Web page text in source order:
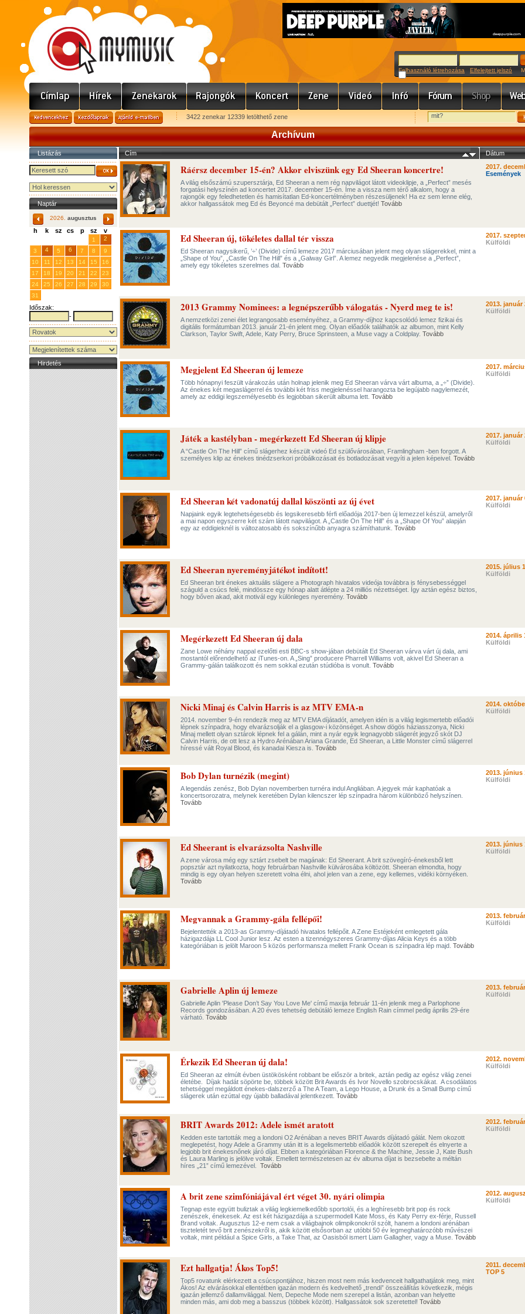
Felhasználó létrehozása Elfelejtett jelszó
3422 zenekar 12339 letölthető zene
Archívum
Listázás
Naptár
2026. augusztus
h k sz cs p sz v
1
2
3
4 5 6 7 8
9
10
11 12 13 14 15
16
17
18 19 20 21 22
23
24
25 26 27 28 29
30
31
Időszak:
-
Hirdetés
Cím Dátum
Ráérsz december 15-én? Akkor elviszünk egy Ed Sheeran koncertre!
A világ elsőszámú szupersztárja, Ed Sheeran a nem rég napvilágot látott videoklipje, a „Perfect” mesés
forgatási helyszínén ad koncertet 2017. december 15-én. Íme a vissza nem térő alkalom, hogy a
rajongók egy feledhetetlen és hamisítatlan Ed-koncertélményben részesüljenek! Ha ez sem lenne elég,
akkor hallgassátok meg Ed és Beyoncé ma debütált „Perfect” duettjét! Tovább
2017.
Események
Ed Sheeran új, tökéletes dallal tér vissza
Ed Sheeran nagysikerű, ’÷’ (Divide) című lemeze 2017 márciusában jelent meg olyan slágerekkel, mint a
„Shape of You”, „Castle On The Hill” és a „Galway Girl”. A lemez negyedik megjelenése a „Perfect”,
amely egy tökéletes szerelmes dal. Tovább
2017.
Külföldi
2013 Grammy Nominees: a legnépszerűbb válogatás - Nyerd meg te is!
A nemzetközi zenei élet legrangosabb eseményéhez, a Grammy-díjhoz kapcsolódó lemez fizikai és
digitális formátumban 2013. január 21-én jelent meg. Olyan előadók találhatók az albumon, mint Kelly
Clarkson, Taylor Swift, Adele, Katy Perry, Bruce Sprinsteen, a Muse vagy a Coldplay. Tovább
2013. január
Külföldi
Megjelent Ed Sheeran új lemeze
Több hónapnyi feszült várakozás után holnap jelenik meg Ed Sheeran várva várt albuma, a „÷” (Divide).
Az énekes két megaslágerrel és további két friss megjelenéssel harangozta be legújabb nagylemezét,
amely az eddigi legszemélyesebb és legjobban sikerült albuma lett. Tovább
2017.
Külföldi
Játék a kastélyban - megérkezett Ed Sheeran új klipje
A “Castle On The Hill” című slágerhez készült videó Ed szülővárosában, Framlingham -ben forgott. A
személyes klip az énekes tinédzserkori próbálkozásait és botladozásait vegyíti a jelen képeivel. Tovább
2017. január
Külföldi
Ed Sheeran két vadonatúj dallal köszönti az új évet
Napjaink egyik legtehetségesebb és legsikeresebb férfi előadója 2017-ben új lemezzel készül, amelyről
a mai napon egyszerre két szám látott napvilágot. A „Castle On The Hill” és a „Shape Of You” alapján
egy az eddigieknél is változatosabb és sokszínűbb anyagra számíthatunk. Tovább
2017. január
Külföldi
Ed Sheeran nyereményjátékot indított!
Ed Sheeran brit énekes aktuális slágere a Photograph hivatalos videója továbbra is fénysebességgel
száguld a csúcs felé, mindössze egy hónap alatt átlépte a 24 milliós nézettséget. Így aztán egész biztos,
hogy bőven akad, akit motivál egy különleges nyeremény. Tovább
2015. július
Külföldi
Megérkezett Ed Sheeran új dala
Zane Lowe néhány nappal ezelőtti esti BBC-s show-jában debütált Ed Sheeran várva várt új dala, ami
mostantól előrendelhető az iTunes-on. A „Sing” producere Pharrell Williams volt, akivel Ed Sheeran a
Grammy-gálán találkozott és nem sokkal ezután stúdióba is vonult. Tovább
2014. április
Külföldi
Nicki Minaj és Calvin Harris is az MTV EMA-n
2014. november 9-én rendezik meg az MTV EMA díjátadót, amelyen idén is a világ legismertebb előadói
lépnek színpadra, hogy elvarázsolják el a glasgow-i közönséget. A show dögös háziasszonya, Nicki
Minaj mellett olyan sztárok lépnek fel a gálán, mint a nyár egyik legnagyobb slágerét jegyző skót DJ
Calvin Harris, de ott lesz a Hydro Arénában Ariana Grande, Ed Sheeran, a Little Monster című slágerrel
híressé vált Royal Blood, és kanadai Kiesza is. Tovább
2014.
Külföldi
Bob Dylan turnézik (megint)
A legendás zenész, Bob Dylan novemberben turnéra indul Angliában. A jegyek már kaphatóak a
koncertsorozatra, melynek keretében Dylan kilencszer lép színpadra három különböző helyszínen.
Tovább
2013. június
Külföldi
Ed Sheerant is elvarázsolta Nashville
A zene városa még egy sztárt zsebelt be magának: Ed Sheerant. A brit szövegíró-énekesből lett
popsztár azt nyilatkozta, hogy februárban Nashville külvárosába költözött. Sheeran elmondta, hogy
mindig is egy olyan helyen szeretett volna élni, ahol jelen van a zene, egy kellemes, vidéki környéken.
Tovább
2013. június
Külföldi
Megvannak a Grammy-gála fellépői!
Bejelentették a 2013-as Grammy-díjátadó hivatalos fellépőit. A Zene Estéjeként emlegetett gála
házigazdája LL Cool Junior lesz. Az esten a tizennégyszeres Grammy-díjas Alicia Keys és a több
kategóriában is jelölt Maroon 5 közös performansza mellett Frank Ocean is színpadra lép majd. Tovább
2013.
Külföldi
Gabrielle Aplin új lemeze
Gabrielle Aplin 'Please Don’t Say You Love Me' című maxija február 11-én jelenik meg a Parlophone
Records gondozásában. A 20 éves tehetség debütáló lemeze English Rain címmel pedig április 29-ére
várható. Tovább
2013.
Külföldi
Érkezik Ed Sheeran új dala!
Ed Sheeran az elmúlt évben üstökösként robbant be először a britek, aztán pedig az egész világ zenei
életébe. Díjak hadát söpörte be, többek között Brit Awards és Ivor Novello szobrocskákat. A csodálatos
tehetséggel megáldott énekes-dalszerző a The A Team, a Lego House, a Drunk és a Small Bump című
slágerek után ezúttal egy újabb balladával jelentkezett. Tovább
2012.
Külföldi
BRIT Awards 2012: Adele ismét aratott
Kedden este tartották meg a londoni O2 Arénában a neves BRIT Awards díjátadó gálát. Nem okozott
meglepetést, hogy Adele a Grammy után itt is a legelismertebb előadók között szerepelt és elnyerte a
legjobb brit énekesnőnek járó díjat. Ebben a kategóriában Florence & the Machine, Jessie J, Kate Bush
és Laura Marling is jelölve voltak. Emellett természetesen az év albuma díjat is bezsebelte a méltán
híres „21” című lemezével. Tovább
2012.
Külföldi
A brit zene szimfóniájával ért véget 30. nyári olimpia
Tegnap este együtt buliztak a világ legkiemelkedőbb sportolói, és a leghíresebb brit pop és rock
zenészek, énekesek. Az est két házigazdája a szupermodell Kate Moss, és Katy Perry ex-férje, Russell
Brand voltak. Augusztus 12-e nem csak a világbajnok olimpikonokról szólt, hanem a londoni arénában
tiszteletét tevő brit zenészekről is, akik között elsősorban az utóbbi 50 év legmeghatározóbb művészei
voltak, mint például a Spice Girls, a Take That, az Oasisból ismert Liam Gallagher, vagy a Muse. Tovább
2012.
Külföldi
Ezt hallgatja! Ákos Top5!
Top5 rovatunk elérkezett a csúcspontjához, hiszen most nem más kedvenceit hallgathatjátok meg, mint
Ákos! Az elvárásokkal ellentétben igazán modern és kedvelhető „trendi” összeállítás következik, mégis
igazán jellemző dallamvilággal. Nem, Depeche Mode nem szerepel a listán, azonban van helyette
minden más, ami dob meg a basszus (többek között). Hallgassátok sok szeretettel! Tovább
2011.
TOP 5